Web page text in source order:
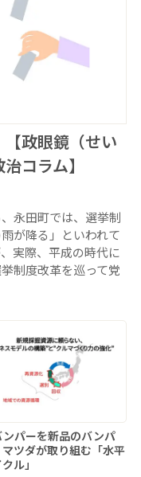
政眼鏡（せい
コラム】
永田町では、選挙制
が降る」といわれて
実際、平成の時代に
制度改革を巡って党
パーを新品のバンパ
ツダが取り組む「水平
ル」